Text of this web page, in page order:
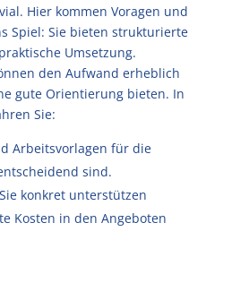
Hier kommen Voragen und
Spiel: Sie bieten strukturierte
Umsetzung.
den Aufwand erheblich
gute Orientierung bieten. In
Sie:
Arbeitsvorlagen für die
sind.
konkret unterstützen
Kosten in den Angeboten